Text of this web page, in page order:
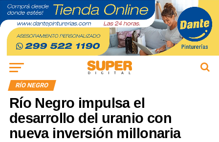
RÍO NEGRO
Río Negro impulsa el
desarrollo del uranio con
nueva inversión millonaria